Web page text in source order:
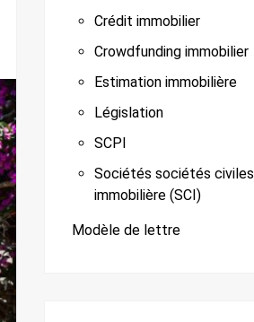
Crédit immobilier
Crowdfunding immobilier
Estimation immobilière
Législation
SCPI
Sociétés sociétés civiles
immobilière (SCI)
Modèle de lettre